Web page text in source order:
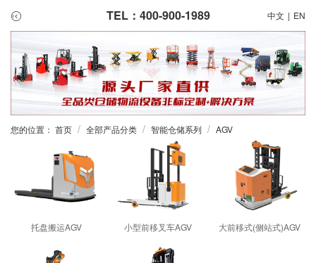
TEL：400-900-1989 中文 | EN
您的位置： 首页 / 全部产品分类 / 智能仓储系列 / AGV
托盘搬运AGV 小型前移叉车AGV 大前移式(侧站式)AGV